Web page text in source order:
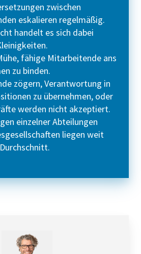
zwischen
eskalieren regelmäßig.
handelt es sich dabei
fähige Mitarbeitende ans
zu binden.
zögern, Verantwortung in
zu übernehmen, oder
werden nicht akzeptiert.
einzelner Abteilungen
liegen weit